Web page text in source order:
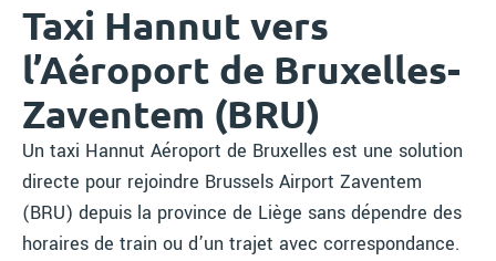
Taxi Hannut vers
l’Aéroport de Bruxelles-
Zaventem (BRU)
Un taxi Hannut Aéroport de Bruxelles est une solution
directe pour rejoindre Brussels Airport Zaventem
(BRU) depuis la province de Liège sans dépendre des
horaires de train ou d’un trajet avec correspondance.